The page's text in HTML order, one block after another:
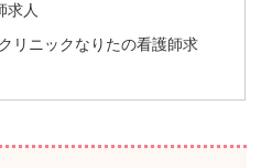
求人
リニックなりたの看護師求